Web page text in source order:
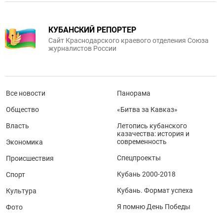
КУБАНСКИЙ РЕПОРТЕР
Сайт Краснодарского краевого отделения Союза
журналистов России
Все новости
Общество
Власть
Экономика
Происшествия
Спорт
Культура
Фото
Панорама
«Битва за Кавказ»
Летопись кубанского
казачества: история и
современность
Спецпроекты
Кубань 2000-2018
Кубань. Формат успеха
Я помню День Победы